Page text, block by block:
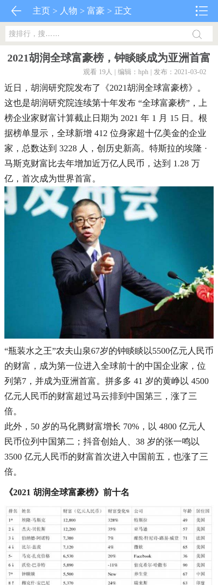
主页 > 人物 >富豪 > 正文
2021胡润全球富豪榜，钟睒睒成为亚洲首富
观看 19人 | 编辑：hph | 发布：2021-03-02
近日，胡润研究院发布了《2021胡润全球富豪榜》。
这也是胡润研究院连续第十年发布 “全球富豪榜”，上
榜企业家财富计算截止日期为 2021 年 1 月 15 日。根
据榜单显示，全球新增 412 位身家超十亿美金的企业
家，总数达到 3228 人，创历史新高。特斯拉的埃隆 ·
马斯克财富比去年增加近万亿人民币，达到 1.28 万
亿，首次成为世界首富。
“瓶装水之王”农夫山泉67岁的钟睒睒以5500亿元人民币
的财富，成为第一位进入全球前十的中国企业家，位
列第7，并成为亚洲首富。拼多多 41 岁的黄峥以 4500
亿元人民币的财富超过马云排到中国第三，涨了三
倍。
此外，50 岁的马化腾财富增长 70%，以 4800 亿元人
民币位列中国第二；抖音创始人、38 岁的张一鸣以
3500 亿元人民币的财富首次进入中国前五，也涨了三
倍。
《2021 胡润全球富豪榜》前十名